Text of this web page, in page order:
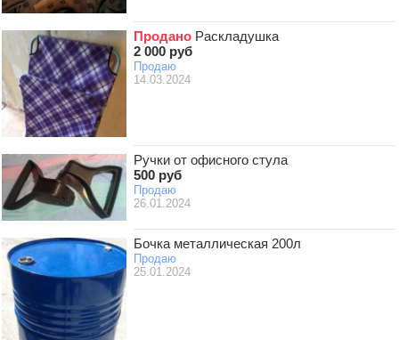
Продано Раскладушка
2 000 руб
Продаю
14.03.2024
Ручки от офисного стула
500 руб
Продаю
26.01.2024
Бочка металлическая 200л
Продаю
25.01.2024